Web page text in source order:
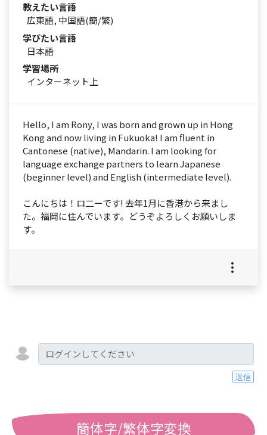
教えたい言語
広東語, 中国語(簡/繁)
学びたい言語
日本語
学習場所
インターネット上
Hello, I am Rony, I was born and grown up in Hong
Kong and now living in Fukuoka! I am fluent in
Cantonese (native), Mandarin. I am looking for
language exchange partners to learn Japanese
(beginner level) and English (intermediate level).
こんにちは！ロ二ーです! 去年1月に香港から来まし
た。福岡に住んでいます。どうぞよろしくお願いしま
す。
送信
簡体字/繁体字変換